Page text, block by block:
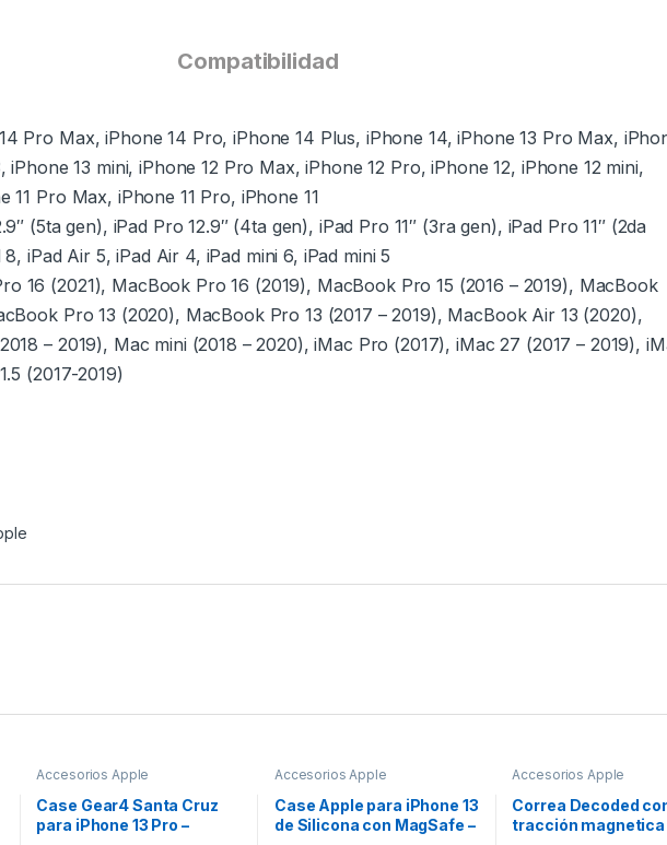
Compatibilidad
Pro Max, iPhone 14 Pro, iPhone 14 Plus, iPhone 14, iPhone 13 Pro Max,
iPhone 13 mini, iPhone 12 Pro Max, iPhone 12 Pro, iPhone 12, iPhone 12 mini,
11 Pro Max, iPhone 11 Pro, iPhone 11
(5ta gen), iPad Pro 12.9″ (4ta gen), iPad Pro 11″ (3ra gen), iPad Pro 11″ (2da
iPad Air 5, iPad Air 4, iPad mini 6, iPad mini 5
16 (2021), MacBook Pro 16 (2019), MacBook Pro 15 (2016 – 2019), MacBook
Pro 13 (2020), MacBook Pro 13 (2017 – 2019), MacBook Air 13 (2020),
– 2019), Mac mini (2018 – 2020), iMac Pro (2017), iMac 27 (2017 – 2019),
(2017-2019)
Accesorios Apple
Case Gear4 Santa Cruz
para iPhone 13 Pro –
Accesorios Apple
Case Apple para iPhone 13
de Silicona con MagSafe –
Accesorios Apple
Correa Decoded
tracción magnetica